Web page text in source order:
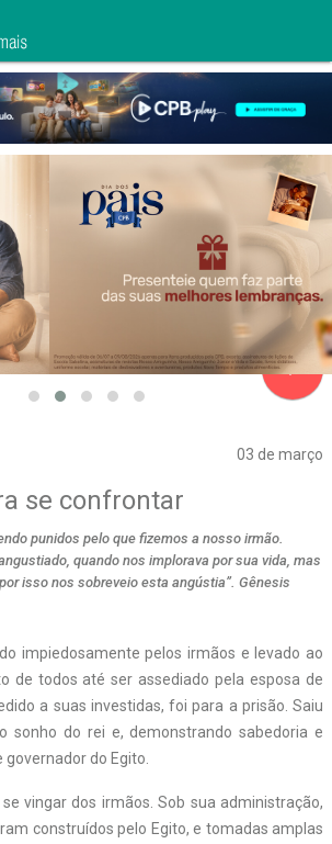
03 de março
se confrontar
punidos pelo que fizemos a nosso irmão.
quando nos implorava por sua vida, mas
isso nos sobreveio esta angústia”. Gênesis
impiedosamente pelos irmãos e levado ao
de todos até ser assediado pela esposa de
a suas investidas, foi para a prisão. Saiu
sonho do rei e, demonstrando sabedoria e
do Egito.
vingar dos irmãos. Sob sua administração,
construídos pelo Egito, e tomadas amplas
navigate_next